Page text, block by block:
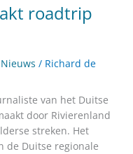
roadtrip
Nieuws / Richard de
van het Duitse
door Rivierenland
streken. Het
de Duitse regionale